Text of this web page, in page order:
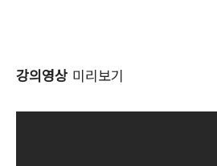
강의영상 미리보기